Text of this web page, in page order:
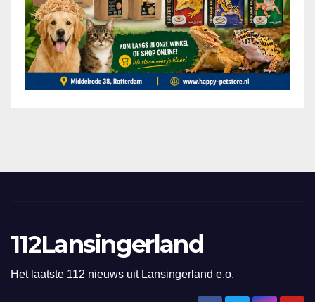
112Lansingerland
Het laatste 112 nieuws uit Lansingerland e.o.